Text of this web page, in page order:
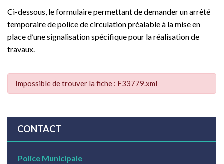
Ci-dessous, le formulaire permettant de demander un arrêté
temporaire de police de circulation préalable à la mise en
place d’une signalisation spécifique pour la réalisation de
travaux.
Impossible de trouver la fiche : F33779.xml
CONTACT
Police Municipale